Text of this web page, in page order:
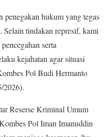
penegakan hukum yang tegas
Selain tindakan represif, kami
serta
kejahatan agar situasi
Pol Budi Hermanto
2026).
Reserse Kriminal Umum
Pol Iman Imanuddin